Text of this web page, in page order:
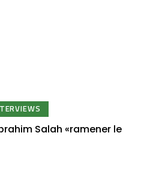
Salah «ramener le